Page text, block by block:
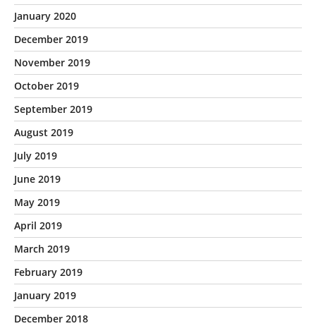
January 2020
December 2019
November 2019
October 2019
September 2019
August 2019
July 2019
June 2019
May 2019
April 2019
March 2019
February 2019
January 2019
December 2018